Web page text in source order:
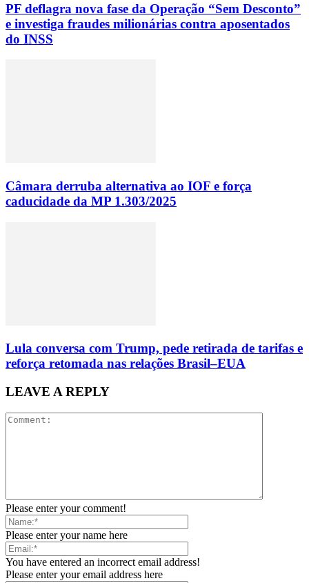
PF deflagra nova fase da Operação “Sem Desconto”
e investiga fraudes milionárias contra aposentados
do INSS
Câmara derruba alternativa ao IOF e força
caducidade da MP 1.303/2025
Lula conversa com Trump, pede retirada de tarifas e
reforça retomada nas relações Brasil–EUA
LEAVE A REPLY
Please enter your comment!
Please enter your name here
You have entered an incorrect email address!
Please enter your email address here